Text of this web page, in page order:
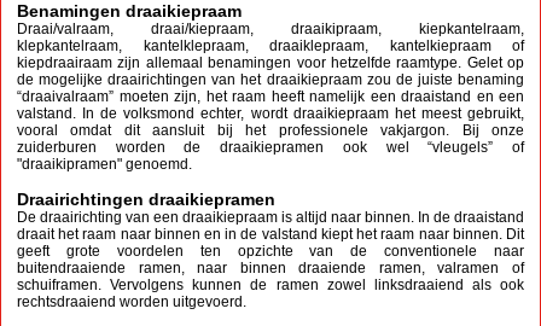
Benamingen draaikiepraam
Draai/valraam, draai/kiepraam, draaikipraam, kiepkantelraam,
klepkantelraam, kantelklepraam, draaiklepraam, kantelkiepraam of
kiepdraairaam zijn allemaal benamingen voor hetzelfde raamtype. Gelet op
de mogelijke draairichtingen van het draaikiepraam zou de juiste benaming
“draaivalraam” moeten zijn, het raam heeft namelijk een draaistand en een
valstand. In de volksmond echter, wordt draaikiepraam het meest gebruikt,
vooral omdat dit aansluit bij het professionele vakjargon. Bij onze
zuiderburen worden de draaikiepramen ook wel “vleugels” of
"draaikipramen" genoemd.
Draairichtingen draaikiepramen
De draairichting van een draaikiepraam is altijd naar binnen. In de draaistand
draait het raam naar binnen en in de valstand kiept het raam naar binnen. Dit
geeft grote voordelen ten opzichte van de conventionele naar
buitendraaiende ramen, naar binnen draaiende ramen, valramen of
schuiframen. Vervolgens kunnen de ramen zowel linksdraaiend als ook
rechtsdraaiend worden uitgevoerd.